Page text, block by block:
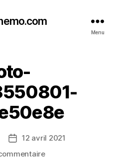
Menu
Date12 avril 2021
sur